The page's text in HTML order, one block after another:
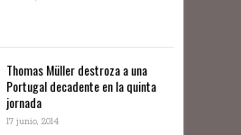
Thomas Müller destroza a una
Portugal decadente en la quinta
jornada
17 junio, 2014